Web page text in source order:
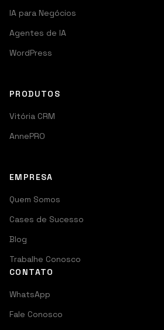
IA para Negócios
Agentes de IA
WordPress
PRODUTOS
Vitória CRM
AnnePRO
EMPRESA
Quem Somos
Cases de Sucesso
Blog
Trabalhe Conosco
CONTATO
WhatsApp
Fale Conosco